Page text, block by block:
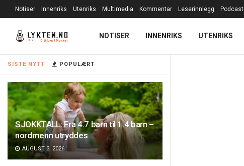
SISTE NYTT POPULÆRT
SJOKKTALL: Fra 4.7 barn til 1.4 barn –
nordmenn utryddes
AUGUST 3, 2026
Notiser Innenriks Utenriks Multimedia Kommentar Leserinnlegg Podcast
NOTISER INNENRIKS UTENRIKS